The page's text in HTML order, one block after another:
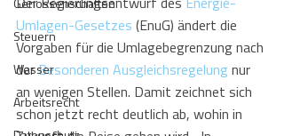
Steuern
Wasser
Arbeitsrecht
Umlagen-Gesetzes (EnuG) ändert die
Vorgaben für die Umlagebegrenzung nach
der Besonderen Ausgleichsregelung nur
an wenigen Stellen. Damit zeichnet sich
schon jetzt recht deutlich ab, wohin in